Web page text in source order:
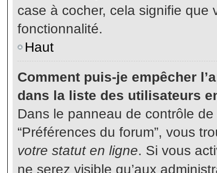
case à cocher, cela signifie que
fonctionnalité.
Haut
Comment puis-je empêcher
dans la liste des utilisateurs
Dans le panneau de contrôle
“Préférences du forum”, vous
votre statut en ligne. Si vous
ne serez visible qu’aux